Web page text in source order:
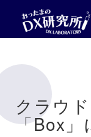
クラウ
「Box」